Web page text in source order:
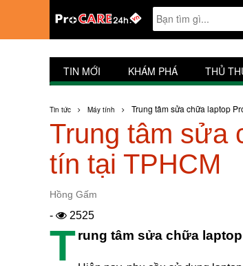
TIN MỚI KHÁM PHÁ THỦ
Tin tức Máy tính Trung tâm sửa chữa laptop
Trung tâm sửa
tín tại TPHCM
Hồng Gấm
- 2525
Trung tâm sửa chữa